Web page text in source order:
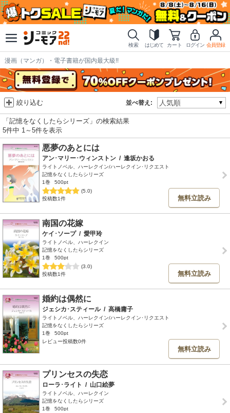
検索 はじめて カート ログイン 会員登録
漫画（マンガ）・電子書籍が国内最大級!!
並べ替え:
絞り込む
「記憶をなくしたらシリーズ」の検索結果
5件中 1～5件を表示
悪夢のあとには
アン･マリー･ウィンストン / 逢坂かおる
ライトノベル、ハーレクイン/ハーレクイン･リクエスト
記憶をなくしたらシリーズ
1巻
500pt
(5.0)
投稿数1件
無料立読み
南国の花嫁
ケイ･ソープ / 愛甲玲
ライトノベル、ハーレクイン
記憶をなくしたらシリーズ
1巻
500pt
(3.0)
投稿数1件
無料立読み
婚約は偶然に
ジェシカ･スティール / 高橋庸子
ライトノベル、ハーレクイン/ハーレクイン･リクエスト
記憶をなくしたらシリーズ
1巻
500pt
レビュー投稿数0件
無料立読み
プリンセスの失恋
ローラ･ライト / 山口絵夢
ライトノベル、ハーレクイン
記憶をなくしたらシリーズ
1巻
500pt